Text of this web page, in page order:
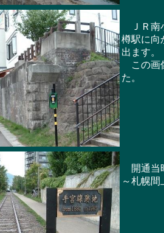
ＪＲ南
樽駅に向
出ます。
この画
た。
開通当
～札幌間